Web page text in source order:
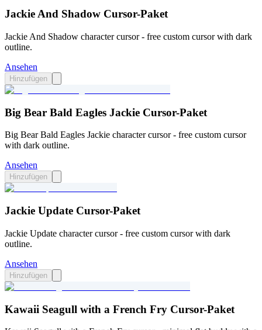
Jackie And Shadow Cursor-Paket
Jackie And Shadow character cursor - free custom cursor with dark
outline.
Ansehen
Hinzufügen
Big Bear Bald Eagles Jackie Cursor-Paket
Big Bear Bald Eagles Jackie character cursor - free custom cursor
with dark outline.
Ansehen
Hinzufügen
Jackie Update Cursor-Paket
Jackie Update character cursor - free custom cursor with dark
outline.
Ansehen
Hinzufügen
Kawaii Seagull with a French Fry Cursor-Paket